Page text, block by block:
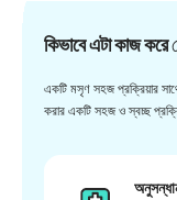
কিভাবে এটা কাজ করে
একটি মসৃণ সহজ প্রক্রিয়ার
করার একটি সহজ ও স্বচ্ছ